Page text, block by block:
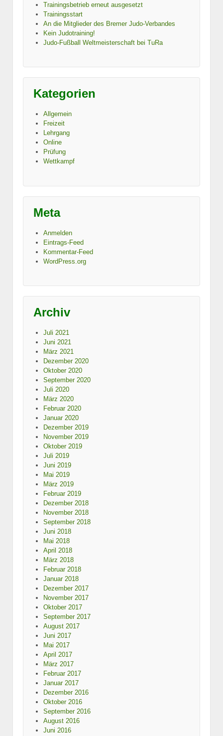
Trainingsbetrieb erneut ausgesetzt
Trainingsstart
An die Mitglieder des Bremer Judo-Verbandes
Kein Judotraining!
Judo-Fußball Weltmeisterschaft bei TuRa
Kategorien
Allgemein
Freizeit
Lehrgang
Online
Prüfung
Wettkampf
Meta
Anmelden
Eintrags-Feed
Kommentar-Feed
WordPress.org
Archiv
Juli 2021
Juni 2021
März 2021
Dezember 2020
Oktober 2020
September 2020
Juli 2020
März 2020
Februar 2020
Januar 2020
Dezember 2019
November 2019
Oktober 2019
Juli 2019
Juni 2019
Mai 2019
März 2019
Februar 2019
Dezember 2018
November 2018
September 2018
Juni 2018
Mai 2018
April 2018
März 2018
Februar 2018
Januar 2018
Dezember 2017
November 2017
Oktober 2017
September 2017
August 2017
Juni 2017
Mai 2017
April 2017
März 2017
Februar 2017
Januar 2017
Dezember 2016
Oktober 2016
September 2016
August 2016
Juni 2016